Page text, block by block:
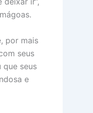
por mais
seus
que seus
e